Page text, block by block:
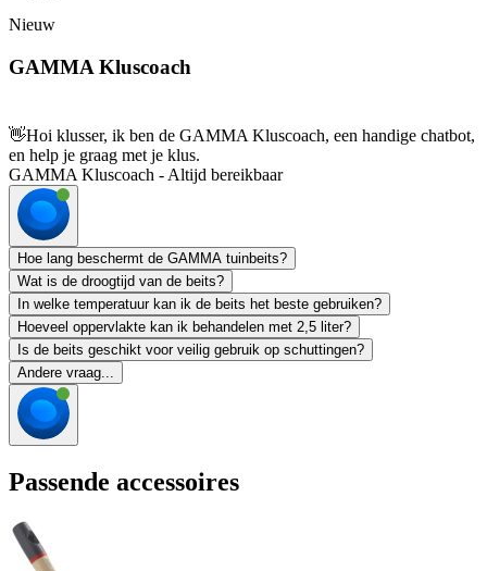
Nieuw
GAMMA Kluscoach
👋Hoi klusser, ik ben de GAMMA Kluscoach, een handige chatbot,
en help je graag met je klus.
GAMMA Kluscoach - Altijd bereikbaar
Hoe lang beschermt de GAMMA tuinbeits?
Wat is de droogtijd van de beits?
In welke temperatuur kan ik de beits het beste gebruiken?
Hoeveel oppervlakte kan ik behandelen met 2,5 liter?
Is de beits geschikt voor veilig gebruik op schuttingen?
Andere vraag...
Passende accessoires